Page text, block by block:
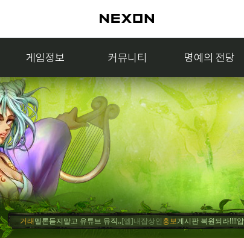
게임정보 커뮤니티 명예의 전당
거래 멜론듣지말고 유튜브 뮤직.. [엘]내잡상인홍보게시판 복원되라!!!!얍..[엘]